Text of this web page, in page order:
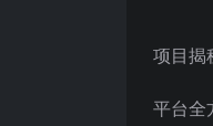
项目揭
平台全